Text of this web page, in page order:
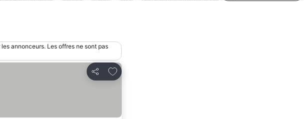
annonceurs. Les offres ne sont pas
Partager
Ajouter à mes favoris